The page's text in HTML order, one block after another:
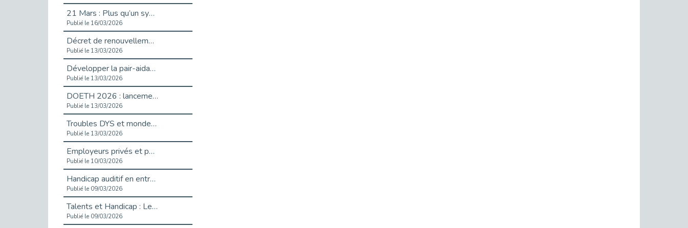
21 Mars : Plus qu’un symbole, un engagement pour l’inclusion
Publié le 16/03/2026
Décret de renouvellement de l'aide aux employeurs d'apprentis
Publié le 13/03/2026
Développer la pair-aidance en santé mentale : guide pour les employeurs
Publié le 13/03/2026
DOETH 2026 : lancement de la campagne pour les employeurs publics
Publié le 13/03/2026
Troubles DYS et monde du travail : mieux comprendre pour mieux accompagner _ vidéo
Publié le 13/03/2026
Employeurs privés et publics : vigilance face aux démarchages liés à l’OETH en 2026
Publié le 10/03/2026
Handicap auditif en entreprise, aménagements pour sécuriser la communication - vidéo
Publié le 09/03/2026
Talents et Handicap : Le Top 10 des métiers plébiscités dans les Hauts-de-Seine
Publié le 09/03/2026